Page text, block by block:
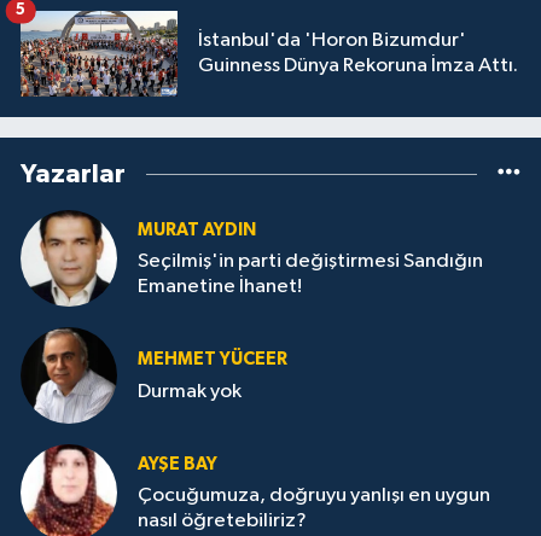
İstanbul'da 'Horon Bizumdur'
Guinness Dünya Rekoruna İmza Attı.
5
Yazarlar
MURAT AYDIN
Seçilmiş'in parti değiştirmesi Sandığın
Emanetine İhanet!
MEHMET YÜCEER
Durmak yok
AYŞE BAY
Çocuğumuza, doğruyu yanlışı en uygun
nasıl öğretebiliriz?